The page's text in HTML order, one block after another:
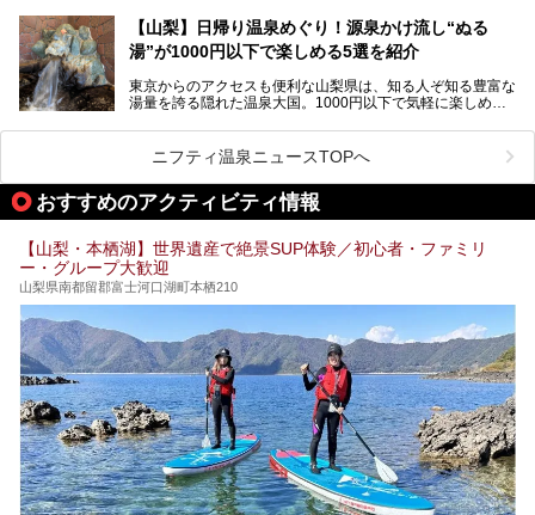
提供元：株式会社湯ーとぴあ【PR】
この記事は株式会社湯ーとぴあのPRレポート記事です。
です。今回紹介する「はやぶさ温泉」も、そのひとつ。温泉
はもちろん、絶景や地元食材を活かしたグルメも堪能できま
す。
します。
【山梨】日帰り温泉めぐり！源泉かけ流し“ぬる
湯”が1000円以下で楽しめる5選を紹介
東京からのアクセスも便利な山梨県は、知る人ぞ知る豊富な
湯量を誇る隠れた温泉大国。1000円以下で気軽に楽しめ
も、これからの季節に嬉しい、じんわりと体の芯まで温ま
る“ぬる湯”が豊富なのも魅力。今回は、湯質も抜群で心ゆく
までリラックスできる山梨のお得な日帰り温泉を、実際体験
した感想と共に紹介します。
※ぬる湯とは35℃～39℃程度の体温に近いぬるめ温泉のこ
ニフティ温泉ニュースTOPへ
おすすめのアクティビティ情報
【山梨・本栖湖】世界遺産で絶景SUP体験／初心者・ファミリ
ー・グループ大歓迎
山梨県南都留郡富士河口湖町本栖210